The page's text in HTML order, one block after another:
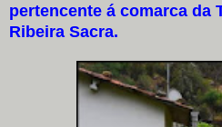
pertencente á comarca da
Ribeira Sacra.